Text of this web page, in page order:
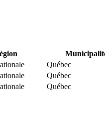
Québec
Québec
Québec